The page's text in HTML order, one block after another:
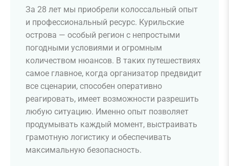
За 28 лет мы приобрели колоссальный опыт
и профессиональный ресурс. Курильские
острова — особый регион с непростыми
погодными условиями и огромным
количеством нюансов. В таких путешествиях
самое главное, когда организатор предвидит
все сценарии, способен оперативно
реагировать, имеет возможности разрешить
любую ситуацию. Именно опыт позволяет
продумывать каждый момент, выстраивать
грамотную логистику и обеспечивать
максимальную безопасность.